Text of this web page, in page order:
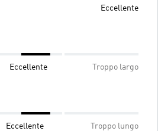
Eccellente
Eccellente Troppo largo
Eccellente Troppo lungo